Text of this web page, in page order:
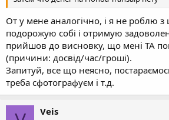
От у мене аналогічно, і я не роблю з
подорожую собі і отримую
прийшов до висновку, що мені ТА
(причини: досвід/час/гроші).
Запитуй, все що неясно,
треба сфотографуєм і т.д.
Veis